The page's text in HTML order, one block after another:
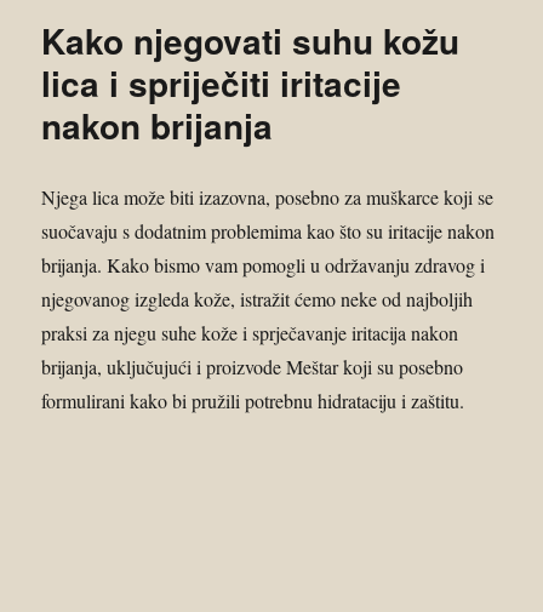
Kako njegovati suhu kožu
lica i spriječiti iritacije
nakon brijanja
Njega lica može biti izazovna, posebno za muškarce koji se
suočavaju s dodatnim problemima kao što su iritacije nakon
brijanja. Kako bismo vam pomogli u održavanju zdravog i
njegovanog izgleda kože, istražit ćemo neke od najboljih
praksi za njegu suhe kože i sprječavanje iritacija nakon
brijanja, uključujući i proizvode Meštar koji su posebno
formulirani kako bi pružili potrebnu hidrataciju i zaštitu.